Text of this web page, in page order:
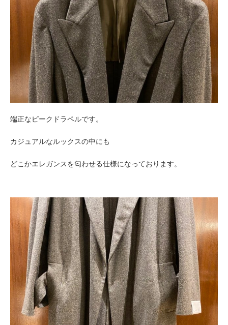
端正なピークドラペルです。
カジュアルなルックスの中にも
どこかエレガンスを匂わせる仕様になっております。